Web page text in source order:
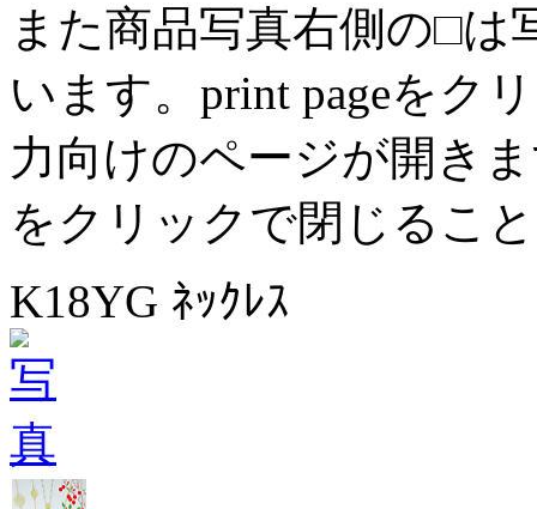
また商品写真右側の□は
います。print pageをク
力向けのページが開き
をクリックで閉じるこ
K18YG ﾈｯｸﾚｽ